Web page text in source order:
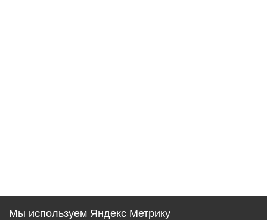
Мы используем Яндекс Метрику